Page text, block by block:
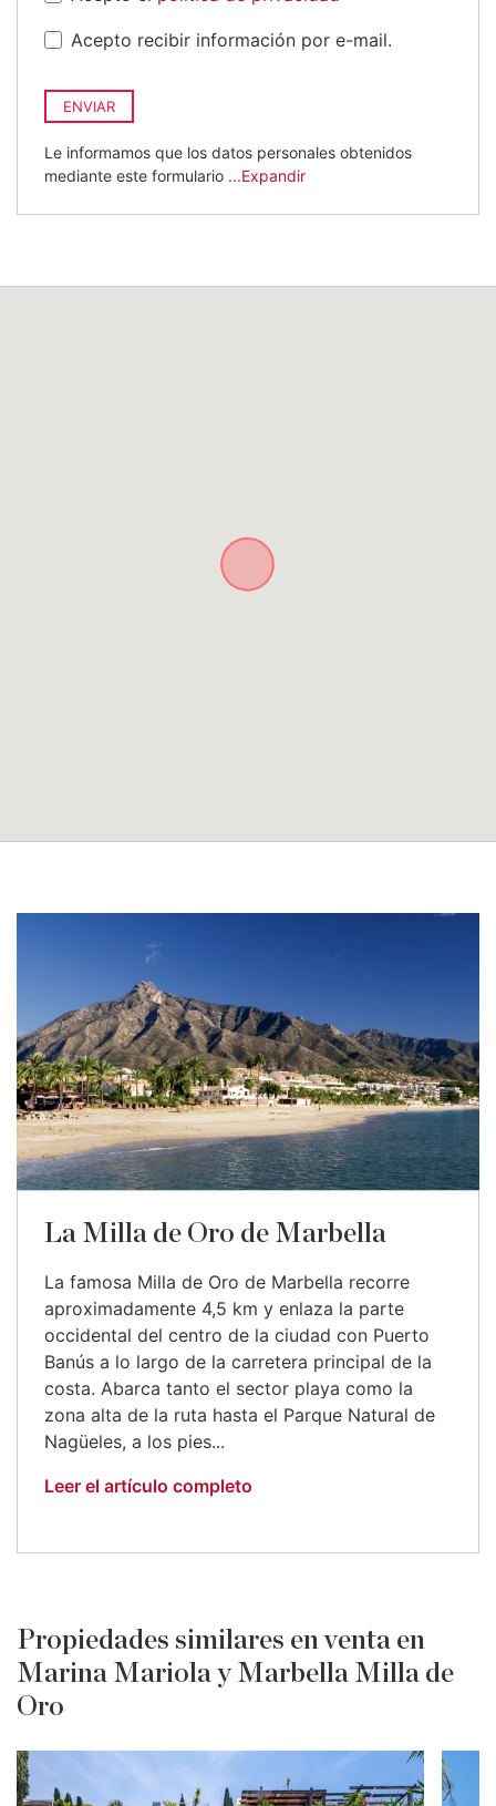
Acepto recibir información por e-mail.
ENVIAR
Le informamos que los datos personales obtenidos
mediante este formulario ...Expandir
La Milla de Oro de Marbella
La famosa Milla de Oro de Marbella recorre
aproximadamente 4,5 km y enlaza la parte
occidental del centro de la ciudad con Puerto
Banús a lo largo de la carretera principal de la
costa. Abarca tanto el sector playa como la
zona alta de la ruta hasta el Parque Natural de
Nagüeles, a los pies...
Leer el artículo completo
Propiedades similares en venta en
Marina Mariola y Marbella Milla de
Oro